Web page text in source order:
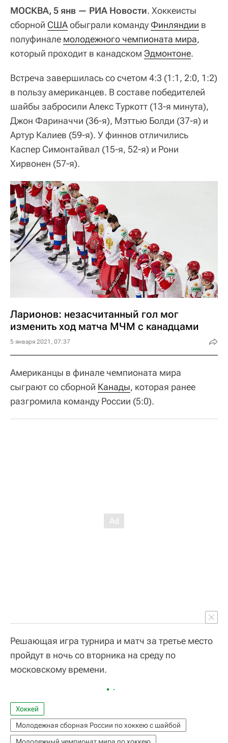
МОСКВА, 5 янв — РИА Новости. Хоккеисты
сборной СШАобыграли команду Финляндии в
полуфинале молодежного чемпионата мира,
который проходит в канадском Эдмонтоне.
Встреча завершилась со счетом 4:3 (1:1, 2:0, 1:2)
в пользу американцев. В составе победителей
шайбы забросили Алекс Туркотт (13-я минута),
Джон Фариначчи (36-я), Мэттью Болди (37-я) и
Артур Калиев (59-я). У финнов отличились
Каспер Симонтайвал (15-я, 52-я) и Рони
Хирвонен (57-я).
Ларионов: незасчитанный гол мог
изменить ход матча МЧМ с канадцами
5 января 2021, 07:37
Американцы в финале чемпионата мира
сыграют со сборной Канады, которая ранее
разгромила команду России (5:0).
Решающая игра турнира и матч за третье место
пройдут в ночь со вторника на среду по
московскому времени.
Хоккей
Молодежная сборная России по хоккею с шайбой